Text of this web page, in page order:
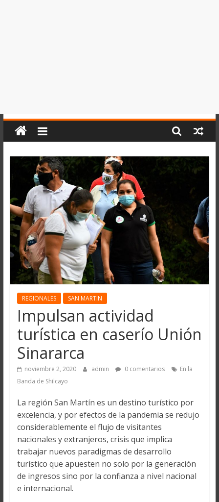
REGIONALES SAN MARTIN
Impulsan actividad
turística en caserío Unión
Sinararca
noviembre 2, 2020 admin 0 comentarios
En la
Banda de Shilcayo
La región San Martín es un destino turístico por
excelencia, y por efectos de la pandemia se redujo
considerablemente el flujo de visitantes
nacionales y extranjeros, crisis que implica
trabajar nuevos paradigmas de desarrollo
turístico que apuesten no solo por la generación
de ingresos sino por la confianza a nivel nacional
e internacional.